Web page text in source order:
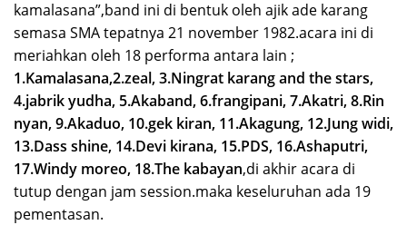
kamalasana”,band ini di bentuk oleh ajik ade karang
semasa SMA tepatnya 21 november 1982.acara ini di
meriahkan oleh 18 performa antara lain ;
1.Kamalasana,2.zeal, 3.Ningrat karang and the stars,
4.jabrik yudha, 5.Akaband, 6.frangipani, 7.Akatri, 8.Rin
nyan, 9.Akaduo, 10.gek kiran, 11.Akagung, 12.Jung widi,
13.Dass shine, 14.Devi kirana, 15.PDS, 16.Ashaputri,
17.Windy moreo, 18.The kabayan,di akhir acara di
tutup dengan jam session.maka keseluruhan ada 19
pementasan.